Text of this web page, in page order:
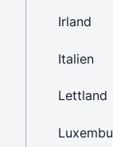
Irland
Italien
Lettland